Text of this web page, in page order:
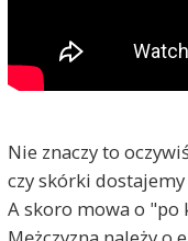
Nie znaczy to
czy skórki
A skoro mowa o "po